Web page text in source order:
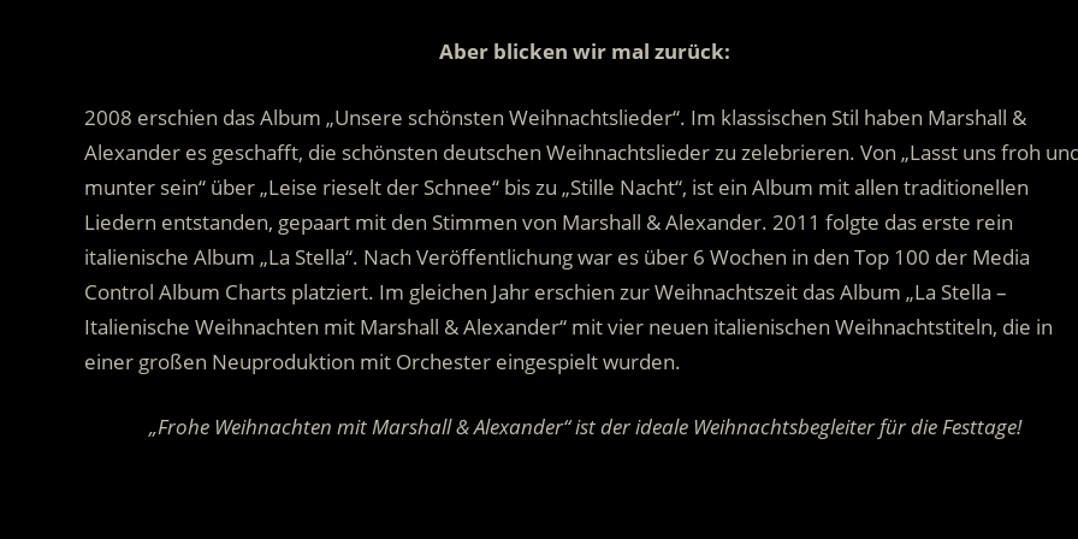
Aber blicken wir mal zurück:
2008 erschien das Album „Unsere schönsten Weihnachtslieder“. Im klassischen Stil haben Marshall &
Alexander es geschafft, die schönsten deutschen Weihnachtslieder zu zelebrieren. Von „Lasst uns froh
munter sein“ über „Leise rieselt der Schnee“ bis zu „Stille Nacht“, ist ein Album mit allen traditionellen
Liedern entstanden, gepaart mit den Stimmen von Marshall & Alexander. 2011 folgte das erste rein
italienische Album „La Stella“. Nach Veröffentlichung war es über 6 Wochen in den Top 100 der Media
Control Album Charts platziert. Im gleichen Jahr erschien zur Weihnachtszeit das Album „La Stella –
Italienische Weihnachten mit Marshall & Alexander“ mit vier neuen italienischen Weihnachtstiteln, die in
einer großen Neuproduktion mit Orchester eingespielt wurden.
„Frohe Weihnachten mit Marshall & Alexander“ ist der ideale Weihnachtsbegleiter für die Festtage!